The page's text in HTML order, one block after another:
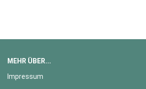
MEHR ÜBER...
Impressum